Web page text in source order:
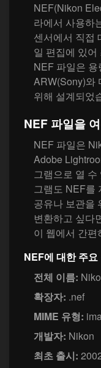
NEF(Nikon
라에서 사용하
센서에서 직접
일 편집에 있
NEF 파일은
ARW(Sony)와
위해 설계되었
NEF 파일을
NEF 파일은
Adobe
그램으로 열
그램도 NEF를
공유나 보관을
변환하고 싶다
이 웹에서 간
NEF에 대한 주요
전체 이름:
확장자: .nef
MIME 유형:
개발자: Nikon
최초 출시: